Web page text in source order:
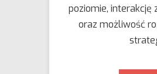
poziomie, interakcję
oraz możliwość